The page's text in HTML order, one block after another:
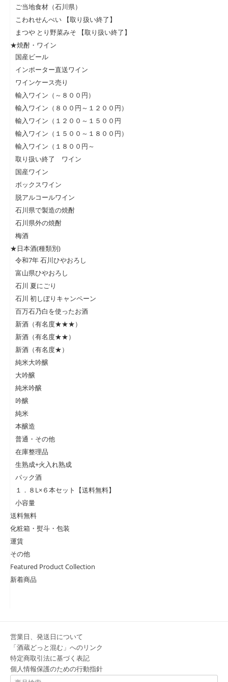
ご当地食材（石川県）
こわれせんべい 【取り扱い終了】
まつや とり野菜みそ 【取り扱い終了】
★焼酎・ワイン
国産ビール
インポーター直送ワイン
ワインケース売り
輸入ワイン（～８００円）
輸入ワイン（８００円～１２００円）
輸入ワイン（１２００～１５００円
輸入ワイン（１５００～１８００円）
輸入ワイン（１８００円～
取り扱い終了 ワイン
国産ワイン
ボックスワイン
脱アルコールワイン
石川県で製造の焼酎
石川県外の焼酎
梅酒
★日本酒(種類別)
令和7年 石川ひやおろし
富山県ひやおろし
石川 夏にごり
石川 初しぼりキャンペーン
百万石乃白を使ったお酒
新酒（有名度★★★）
新酒（有名度★★）
新酒（有名度★）
純米大吟醸
大吟醸
純米吟醸
吟醸
純米
本醸造
普通・その他
在庫整理品
生熟成+火入れ熟成
パック酒
１．８L×６本セット【送料無料】
小容量
送料無料
化粧箱・熨斗・包装
運賃
その他
Featured Product Collection
新着商品
営業日、発送日について
「酒蔵どっと混む」へのリンク
特定商取引法に基づく表記
個人情報保護のための行動指針
検